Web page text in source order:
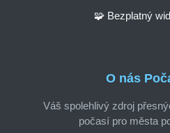
O nás
Váš spolehlivý zdroj
počasí pro města
🧩 Bezplatný